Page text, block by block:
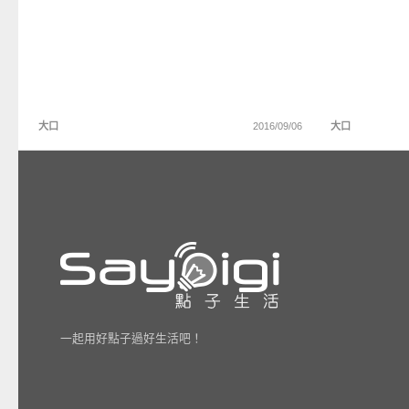
大口 2016/09/06 大口
一起用好點子過好生活吧！